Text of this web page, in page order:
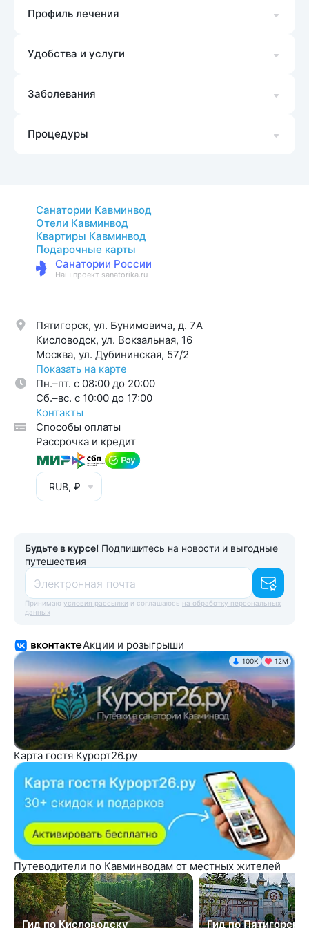
Профиль лечения
Удобства и услуги
Заболевания
Процедуры
Санатории Кавминвод
Отели Кавминвод
Квартиры Кавминвод
Подарочные карты
Санатории России
Наш проект sanatorika.ru
Пятигорск, ул. Бунимовича, д. 7A
Кисловодск, ул. Вокзальная, 16
Москва, ул. Дубининская, 57/2
Показать на карте
Пн.–пт. с 08:00 до 20:00
Cб.–вс. с 10:00 до 17:00
Контакты
Способы оплаты
Рассрочка и кредит
RUB, ₽
Будьте в курсе! Подпишитесь на новости и выгодные
путешествия
Электронная почта
Принимаю условия рассылки и соглашаюсь на обработку персональных
данных
Акции и розыгрыши
100K 12М
Карта гостя Курорт26.ру
Путеводители по Кавминводам от местных жителей
Гид по Кисловодску Гид по Пятигорску